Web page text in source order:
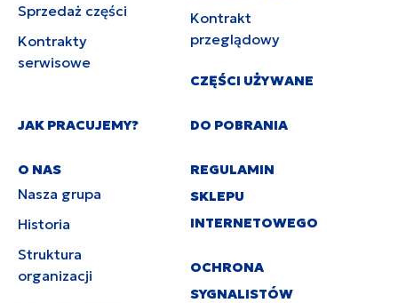
Sprzedaż części
Kontrakty
serwisowe
Kontrakt
przeglądowy
CZĘŚCI UŻYWANE
JAK PRACUJEMY?
O NAS
Nasza grupa
Historia
Struktura
organizacji
DO POBRANIA
REGULAMIN
SKLEPU
INTERNETOWEGO
OCHRONA
SYGNALISTÓW